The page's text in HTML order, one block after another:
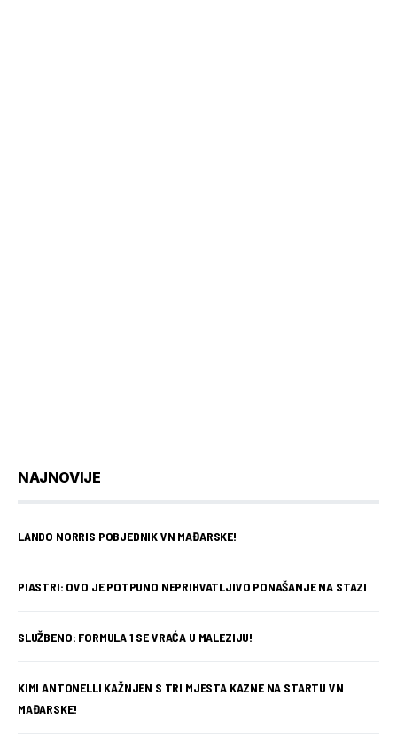
NAJNOVIJE
LANDO NORRIS POBJEDNIK VN MAĐARSKE!
PIASTRI: OVO JE POTPUNO NEPRIHVATLJIVO PONAŠANJE NA STAZI
SLUŽBENO: FORMULA 1 SE VRAĆA U MALEZIJU!
KIMI ANTONELLI KAŽNJEN S TRI MJESTA KAZNE NA STARTU VN
MAĐARSKE!